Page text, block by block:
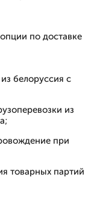
по доставке
белоруссия с
из
при
товарных партий